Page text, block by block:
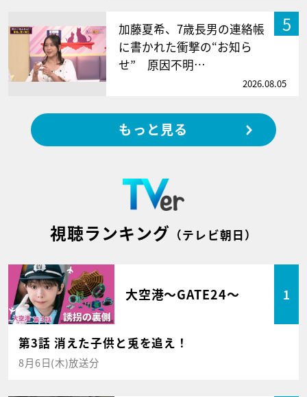
5
加藤夏希、7歳長男の連絡帳
に書かれた衝撃の“お知ら
せ” 原因不明…
2026.08.05
もっと見る
視聴ランキング （テレビ朝日）
大空港～GATE24～ 1
第3話 消えた子供と兎を追え！
8月6日(木)放送分